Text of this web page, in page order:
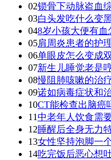
02锁骨下动脉盗血
03白头发吃什么变
048岁小孩大便有血
05肩周炎患者的护
06单眼皮怎么变成
07新生儿睡觉老是
08慢阻肺咳嗽的治
09诺如病毒症状和
10CT能检查出脑癌
11中老年人饮食需
12睡醒后全身无力
13女性坚持泡脚一
14吃完饭后恶心想